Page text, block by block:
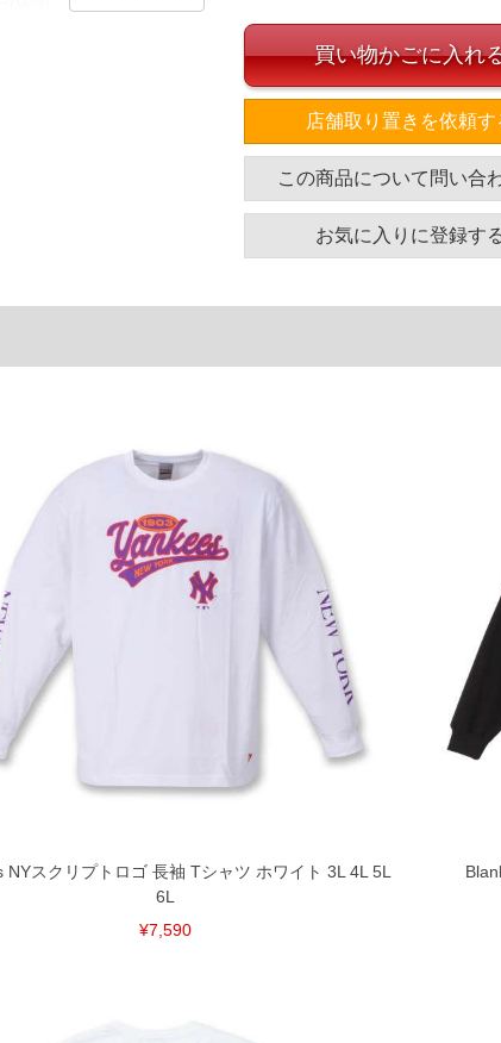
裾周り 肩幅 袖丈
58 61
60 62
62 63
64 64
のサイズの誤差がございます。また、お客様がご使用の環境（コンピ
は、実店鋪と在庫を共用しておりますので店頭での売り違い、店舗か
より、お客様にご迷惑をお掛けしてしまう場合がございます。そのよう
限に努めておりますが、もしあった場合速やかにご連絡させて頂きます
い。
をご希望の場合】
+税となります。
ご記入下さい。（裾上げ無料対象商品は1本につき税込6,000円以上の
円以下の商品は有料（500円+税）となります。）
20日間程お時間を頂く場合がございます。
品は返品・交換不可となりますので、予めご了承下さい。
応出来ない商品がございます。(例：裾にファスナーや調節ひもが付いて
ンが施されている等)
て】
、商品到着後1週間以内にご連絡ください。
買い物かごに入れ
店舗取り置きを依頼す
この商品について問い合
お気に入りに登録す
NYスクリプトロゴ 長袖 Tシャツ ホワイト 3L 4L 5L
6L
¥7,590